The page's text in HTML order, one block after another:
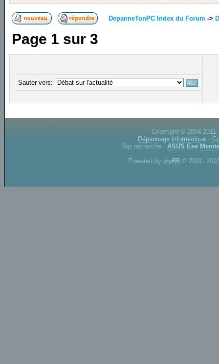
DepanneTonPC Index du Forum ->
Page 1 sur3
Sauter vers:
Copyright © 2004-
Dépannage informatique -
Top recherche : ASUS Eee
Powered by phpBB © 2001,